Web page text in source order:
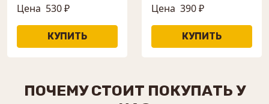
Цена 530 ₽
Цена 390 ₽
ПОЧЕМУ СТОИТ ПОКУПАТЬ У